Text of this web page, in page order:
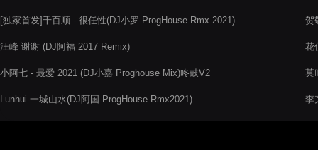
[独家首发]千百顺 - 很任性(DJ小罗 ProgHouse Rmx 2021)
汪峰 谢谢 (DJ阿福 2017 Remix)
小阿七 - 最爱 2021 (DJ小嘉 Proghouse Mix)咚鼓V2
Lunhui-一城山水(DJ阿国 ProgHouse Rmx2021)
贺
花
莫
李